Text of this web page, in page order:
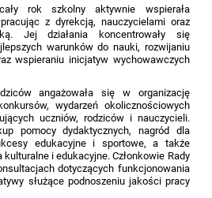
rok szkolny aktywnie wspierała
z dyrekcją, nauczycielami oraz
Jej działania koncentrowały się
warunków do nauki, rozwijaniu
wspieraniu inicjatyw wychowawczych
angażowała się w organizację
wydarzeń okolicznościowych
uczniów, rodziców i nauczycieli.
pomocy dydaktycznych, nagród dla
edukacyjne i sportowe, a także
kulturalne i edukacyjne. Członkowie Rady
dotyczących funkcjonowania
służące podnoszeniu jakości pracy